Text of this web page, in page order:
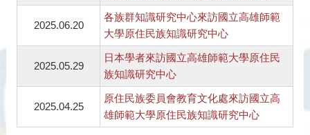
2025.06.20
各族群知識研究中心來訪國立高雄師範
大學原住民族知識研究中心
2025.05.29
日本學者來訪國立高雄師範大學原住民
族知識研究中心
2025.04.25
原住民族委員會教育文化處來訪國立高
雄師範大學原住民族知識研究中心